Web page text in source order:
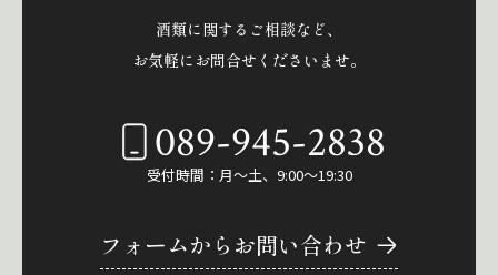
酒類に関するご相談など、
お気軽にお問合せくださいませ。
089-945-2838
受付時間：月～土、9:00～19:30
フォームからお問い合わせ